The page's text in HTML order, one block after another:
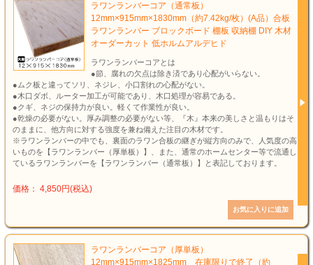
ラワンランバーコア（通常板）
12mm×915mm×1830mm（約7.42kg/枚）(A品）合板
ラワンランバー ブロックボード 棚板 収納棚 DIY 木材
オーダーカット 低ホルムアルデヒド
ラワンランバーコアとは
●節、腐れの欠点は除き済であり心配がいらない。
●ムク板と違ってソリ、ネジレ、小口割れの心配がない。
●木口ダボ、ルーター加工が可能であり、木口処理が容易である。
●クギ、ネジの保持力が良い。軽くて作業性が良い。
●乾燥の必要がない。厚み調整の必要がない等、『木』本来の美しさと温もりはそ
のままに、他方向に対する強度を兼ね備えた注目の木材です。
※ラワンランバーの中でも、裏面のラワン合板の継ぎが縦方向のみで、人気度の高
いものを【ラワンランバー（厚単板）】、また、通常のホームセンター等で流通し
ているラワンランバーを【ラワンランバー（通常板）】と表記しております。
価格： 4,850円(税込)
ラワンランバーコア（厚単板）
12mm×915mm×1825mm 在庫限りで終了（約